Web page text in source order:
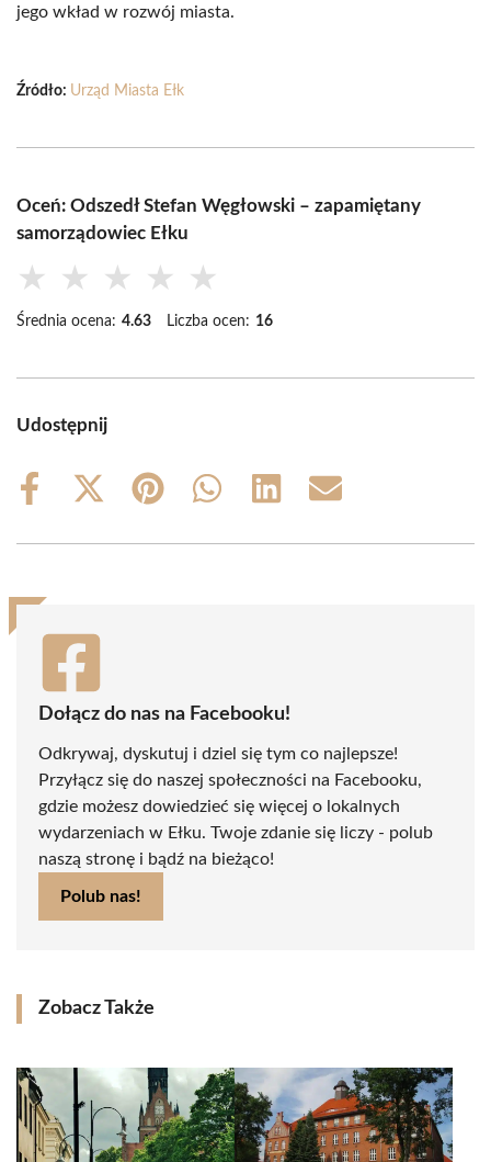
jego wkład w rozwój miasta.
Źródło: Urząd Miasta Ełk
Oceń: Odszedł Stefan Węgłowski – zapamiętany
samorządowiec Ełku
★ ★ ★ ★ ★
Średnia ocena: 4.63 Liczba ocen: 16
Udostępnij
Share
Share
(Twitter)
Share
Share
Share
Share
Dołącz do nas na Facebooku!
Odkrywaj, dyskutuj i dziel się tym co najlepsze!
Przyłącz się do naszej społeczności na Facebooku,
gdzie możesz dowiedzieć się więcej o lokalnych
wydarzeniach w Ełku. Twoje zdanie się liczy - polub
naszą stronę i bądź na bieżąco!
Polub nas!
Zobacz Także